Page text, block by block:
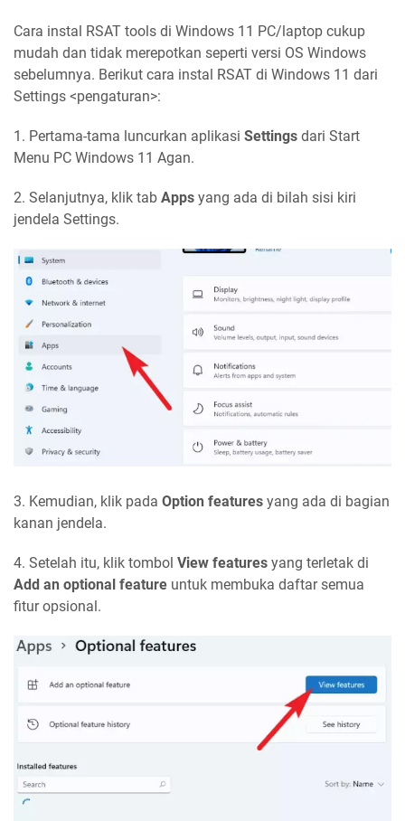
Cara instal RSAT tools di Windows 11 PC/laptop cukup
mudah dan tidak merepotkan seperti versi OS Windows
sebelumnya. Berikut cara instal RSAT di Windows 11 dari
Settings <pengaturan>:
1. Pertama-tama luncurkan aplikasi Settings dari Start
Menu PC Windows 11 Agan.
2. Selanjutnya, klik tab Apps yang ada di bilah sisi kiri
jendela Settings.
3. Kemudian, klik pada Option features yang ada di bagian
kanan jendela.
4. Setelah itu, klik tombol View features yang terletak di
Add an optional feature untuk membuka daftar semua
fitur opsional.